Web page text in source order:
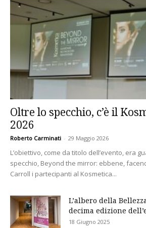
Oltre lo specchio, c’è il
2026
Roberto Carminati - 29 Maggio 2026
L’obiettivo, come da titolo dell’evento, era
specchio, Beyond the mirror: ebbene,
Carroll i partecipanti al Kosmetica...
L’albero della
decima edizione
18 Giugno 2025